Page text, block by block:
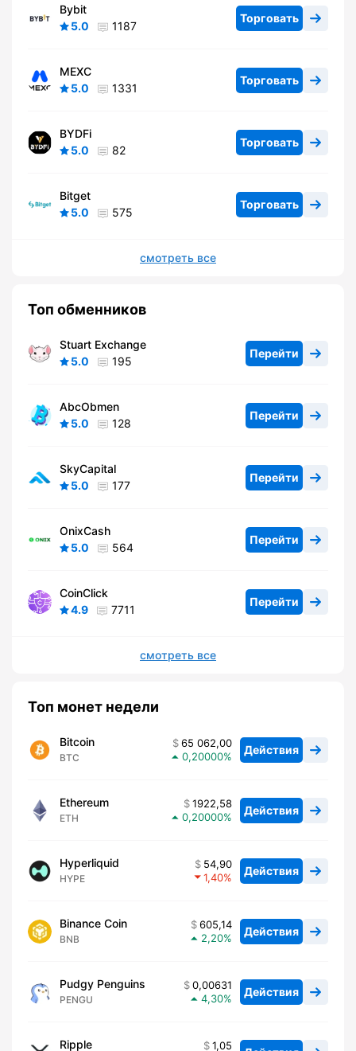
Bybit
5.0
1187
Торговать
MEXC
5.0
1331
Торговать
BYDFi
5.0
82
Торговать
Bitget
5.0
575
Торговать
смотреть все
Топ обменников
Stuart Exchange
5.0
195
Перейти
AbcObmen
5.0
128
Перейти
SkyCapital
5.0
177
Перейти
OnixCash
5.0
564
Перейти
CoinClick
4.9
7711
Перейти
смотреть все
Топ монет недели
Bitcoin
BTC
65 062,00
0,20000
Действия
Ethereum
ETH
1922,58
0,20000
Действия
Hyperliquid
HYPE
54,90
1,40
Действия
Binance Coin
BNB
605,14
2,20
Действия
Pudgy Penguins
PENGU
0,00631
4,30
Действия
Ripple 1,05